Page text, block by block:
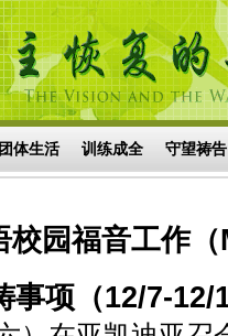
团体生活 训练成全 守望祷告
校园福音工作（
事项（12/7-12/